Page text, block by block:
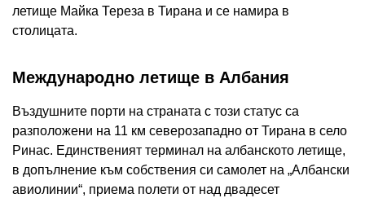
летище Майка Тереза ​​в Тирана и се намира в
столицата.
Международно летище в Албания
Въздушните порти на страната с този статус са
разположени на 11 км северозападно от Тирана в село
Ринас. Единственият терминал на албанското летище,
в допълнение към собствения си самолет на „Албански
авиолинии“, приема полети от над двадесет